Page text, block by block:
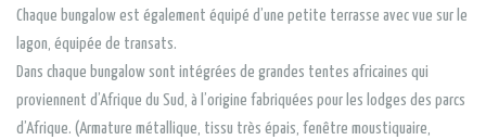
Chaque bungalow est également équipé d’une petite terrasse avec vue sur le
lagon, équipée de transats.
Dans chaque bungalow sont intégrées de grandes tentes africaines qui
proviennent d’Afrique du Sud, à l’origine fabriquées pour les lodges des parcs
d’Afrique. (Armature métallique, tissu très épais, fenêtre moustiquaire,